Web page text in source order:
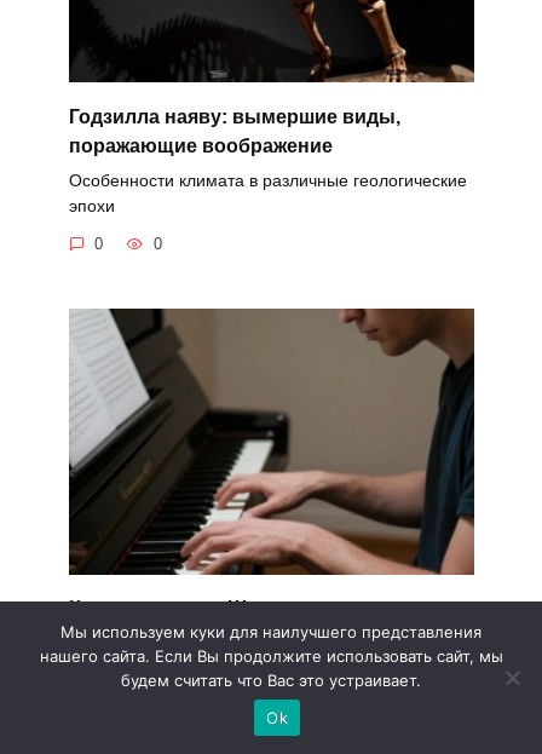
Годзилла наяву: вымершие виды,
поражающие воображение
Особенности климата в различные геологические
эпохи
0 0
Как композитор Шостакович смог
деморализовать немцев и подарить
надежду блокадникам
9 августа 1942-го в истерзанном немецкой
Мы используем куки для наилучшего представления
нашего сайта. Если Вы продолжите использовать сайт, мы
будем считать что Вас это устраивает.
Ok